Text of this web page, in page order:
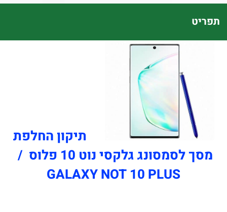
תפריט
תיקון החלפת
מסך לסמסונג גלקסי נוט 10 פלוס /
GALAXY NOT 10 PLUS